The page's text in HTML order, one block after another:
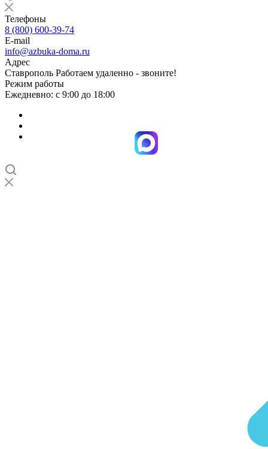
Телефоны
8 (800) 600-39-74
E-mail
info@azbuka-doma.ru
Адрес
Ставрополь Работаем удаленно - звоните!
Режим работы
Ежедневно: с 9:00 до 18:00